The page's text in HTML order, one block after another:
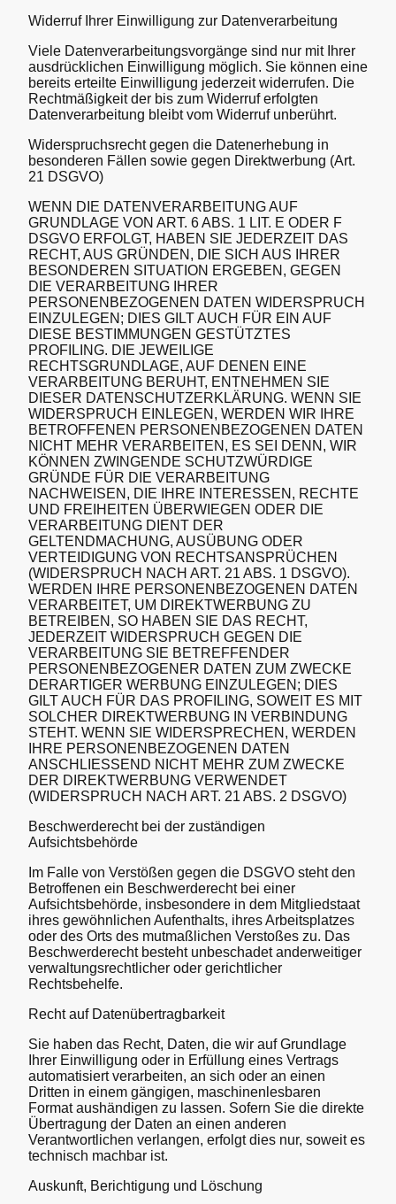
Widerruf Ihrer Einwilligung zur Datenverarbeitung
Viele Datenverarbeitungsvorgänge sind nur mit Ihrer
ausdrücklichen Einwilligung möglich. Sie können eine
bereits erteilte Einwilligung jederzeit widerrufen. Die
Rechtmäßigkeit der bis zum Widerruf erfolgten
Datenverarbeitung bleibt vom Widerruf unberührt.
Widerspruchsrecht gegen die Datenerhebung in
besonderen Fällen sowie gegen Direktwerbung (Art.
21 DSGVO)
WENN DIE DATENVERARBEITUNG AUF
GRUNDLAGE VON ART. 6 ABS. 1 LIT. E ODER F
DSGVO ERFOLGT, HABEN SIE JEDERZEIT DAS
RECHT, AUS GRÜNDEN, DIE SICH AUS IHRER
BESONDEREN SITUATION ERGEBEN, GEGEN
DIE VERARBEITUNG IHRER
PERSONENBEZOGENEN DATEN WIDERSPRUCH
EINZULEGEN; DIES GILT AUCH FÜR EIN AUF
DIESE BESTIMMUNGEN GESTÜTZTES
PROFILING. DIE JEWEILIGE
RECHTSGRUNDLAGE, AUF DENEN EINE
VERARBEITUNG BERUHT, ENTNEHMEN SIE
DIESER DATENSCHUTZERKLÄRUNG. WENN SIE
WIDERSPRUCH EINLEGEN, WERDEN WIR IHRE
BETROFFENEN PERSONENBEZOGENEN DATEN
NICHT MEHR VERARBEITEN, ES SEI DENN, WIR
KÖNNEN ZWINGENDE SCHUTZWÜRDIGE
GRÜNDE FÜR DIE VERARBEITUNG
NACHWEISEN, DIE IHRE INTERESSEN, RECHTE
UND FREIHEITEN ÜBERWIEGEN ODER DIE
VERARBEITUNG DIENT DER
GELTENDMACHUNG, AUSÜBUNG ODER
VERTEIDIGUNG VON RECHTSANSPRÜCHEN
(WIDERSPRUCH NACH ART. 21 ABS. 1 DSGVO).
WERDEN IHRE PERSONENBEZOGENEN DATEN
VERARBEITET, UM DIREKTWERBUNG ZU
BETREIBEN, SO HABEN SIE DAS RECHT,
JEDERZEIT WIDERSPRUCH GEGEN DIE
VERARBEITUNG SIE BETREFFENDER
PERSONENBEZOGENER DATEN ZUM ZWECKE
DERARTIGER WERBUNG EINZULEGEN; DIES
GILT AUCH FÜR DAS PROFILING, SOWEIT ES MIT
SOLCHER DIREKTWERBUNG IN VERBINDUNG
STEHT. WENN SIE WIDERSPRECHEN, WERDEN
IHRE PERSONENBEZOGENEN DATEN
ANSCHLIESSEND NICHT MEHR ZUM ZWECKE
DER DIREKTWERBUNG VERWENDET
(WIDERSPRUCH NACH ART. 21 ABS. 2 DSGVO)
Beschwerderecht bei der zuständigen
Aufsichtsbehörde
Im Falle von Verstößen gegen die DSGVO steht den
Betroffenen ein Beschwerderecht bei einer
Aufsichtsbehörde, insbesondere in dem Mitgliedstaat
ihres gewöhnlichen Aufenthalts, ihres Arbeitsplatzes
oder des Orts des mutmaßlichen Verstoßes zu. Das
Beschwerderecht besteht unbeschadet anderweitiger
verwaltungsrechtlicher oder gerichtlicher
Rechtsbehelfe.
Recht auf Datenübertragbarkeit
Sie haben das Recht, Daten, die wir auf Grundlage
Ihrer Einwilligung oder in Erfüllung eines Vertrags
automatisiert verarbeiten, an sich oder an einen
Dritten in einem gängigen, maschinenlesbaren
Format aushändigen zu lassen. Sofern Sie die direkte
Übertragung der Daten an einen anderen
Verantwortlichen verlangen, erfolgt dies nur, soweit es
technisch machbar ist.
Auskunft, Berichtigung und Löschung